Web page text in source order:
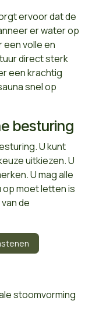
ervoor dat de
er water op
volle en
direct sterk
een krachtig
snel op
besturing
U kunt
uitkiezen. U
U mag alle
op moet letten is
de
stoomvorming